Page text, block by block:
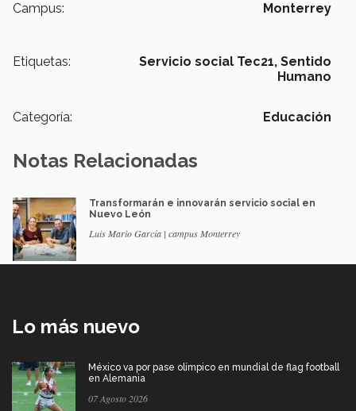
Campus: Monterrey
Etiquetas: Servicio social Tec21, Sentido
Humano
Categoría: Educación
Notas Relacionadas
Transformarán e innovarán servicio social en
Nuevo León
Luis Mario García | campus Monterrey
Lo más nuevo
México va por pase olímpico en mundial de flag football
en Alemania
07 Agosto 2026